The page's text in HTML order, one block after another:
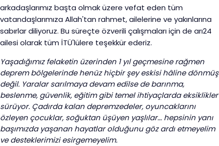
arkadaşlarımız başta olmak üzere vefat eden tüm
vatandaşlarımıza Allah'tan rahmet, ailelerine ve yakınlarına
sabırlar diliyoruz. Bu süreçte özverili çalışmaları için de arı24
ailesi olarak tüm İTÜ'lülere teşekkür ederiz.
Yaşadığımız felaketin üzerinden 1 yıl geçmesine rağmen
deprem bölgelerinde henüz hiçbir şey eskisi hâline dönmüş
değil. Yaralar sarılmaya devam edilse de barınma,
beslenme, güvenlik, eğitim gibi temel ihtiyaçlarda eksiklikler
sürüyor. Çadırda kalan depremzedeler, oyuncaklarını
özleyen çocuklar, soğuktan üşüyen yaşlılar... hepsinin yanı
başımızda yaşanan hayatlar olduğunu göz ardı etmeyelim
ve desteklerimizi esirgemeyelim.